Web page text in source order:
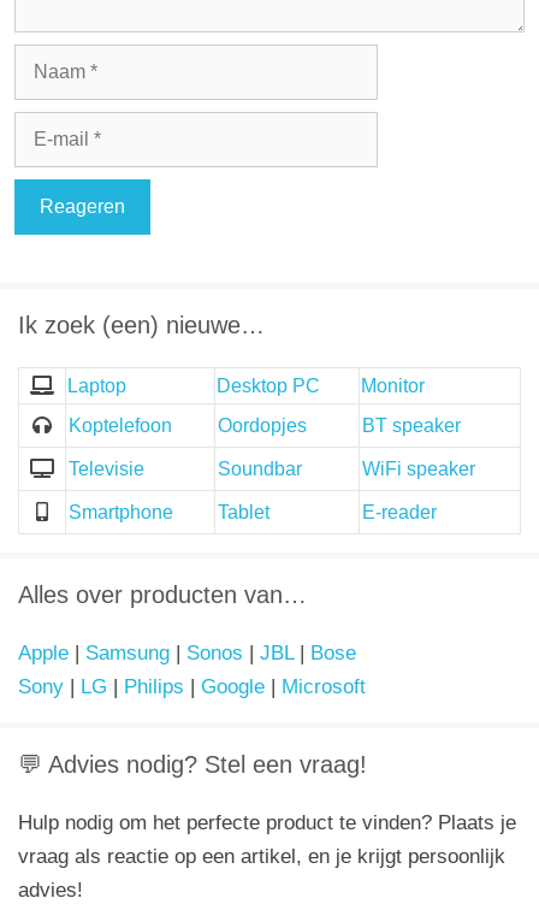
Naam
Ik zoek (een) nieuwe…
Laptop Desktop PC
Monitor
Koptelefoon
Oordopjes BT speaker
Televisie Soundbar WiFi speaker
Smartphone Tablet E-reader
Alles over producten van…
Apple Samsung Sonos JBL|
Bose
Sony
LG Philips Google Microsoft
💬 Advies nodig? Stel een vraag!
Hulp nodig om het perfecte product te vinden? Plaats je
vraag als reactie op een artikel, en je krijgt persoonlijk
advies!